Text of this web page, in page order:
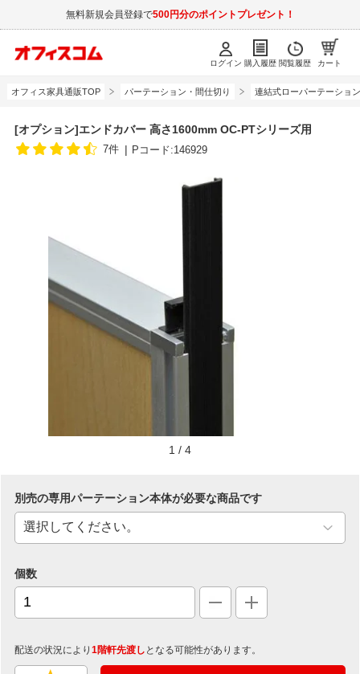
無料新規会員登録で500円分のポイントプレゼント！
ログイン 購入履歴 閲覧履歴 カート
オフィス家具通販TOP パーテーション・間仕切り 連結式ローパーテーション
[オプション]エンドカバー 高さ1600mm OC-PTシリーズ用
7件 Pコード:146929
1 / 4
別売の専用パーテーション本体が必要な商品です
個数
配送の状況により 1階軒先渡し となる可能性があります。